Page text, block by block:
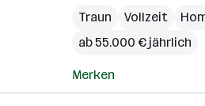
Traun
Vollzeit
ab 55.000 € jährlich
Merken